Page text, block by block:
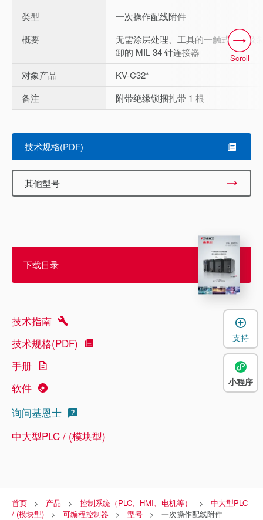
类型
一次操作配线附件
概要
无需涂层处理、工具的一触式接线及
卸的 MIL 34 针连接器
对象产品
KV-C32*
备注
附带绝缘锁捆扎带 1 根
Scroll
技术规格(PDF)
其他型号
下载目录
技术指南
技术规格(PDF)
手册
软件
询问基恩士
中大型PLC / (模块型)
首页 产品 控制系统（PLC、HMI、电机等）
中大型PLC
/ (模块型)
可编程控制器 型号 一次操作配线附件
支持
小程序